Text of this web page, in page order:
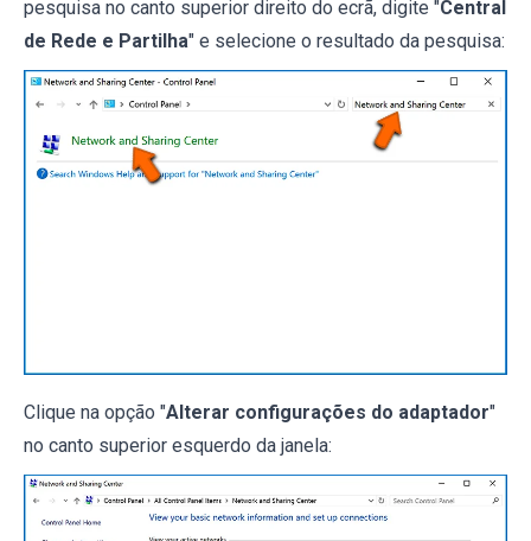
pesquisa no canto superior direito do ecrã, digite "Central
de Rede e Partilha" e selecione o resultado da pesquisa:
Clique na opção "Alterar configurações do adaptador"
no canto superior esquerdo da janela: